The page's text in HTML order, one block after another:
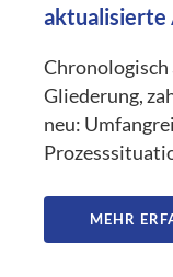
aktualisierte
Gliederung,
neu:
MEHR